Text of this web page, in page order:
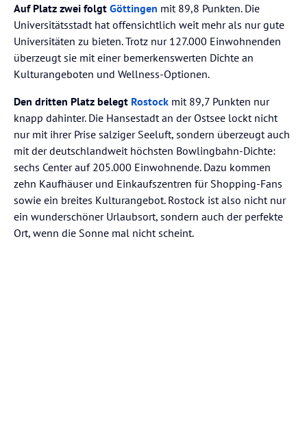
Auf Platz zwei folgt Göttingen mit 89,8 Punkten. Die
Universitätsstadt hat offensichtlich weit mehr als nur gute
Universitäten zu bieten. Trotz nur 127.000 Einwohnenden
überzeugt sie mit einer bemerkenswerten Dichte an
Kulturangeboten und Wellness-Optionen.
Den dritten Platz belegt Rostock mit 89,7 Punkten nur
knapp dahinter. Die Hansestadt an der Ostsee lockt nicht
nur mit ihrer Prise salziger Seeluft, sondern überzeugt auch
mit der deutschlandweit höchsten Bowlingbahn-Dichte:
sechs Center auf 205.000 Einwohnende. Dazu kommen
zehn Kaufhäuser und Einkaufszentren für Shopping-Fans
sowie ein breites Kulturangebot. Rostock ist also nicht nur
ein wunderschöner Urlaubsort, sondern auch der perfekte
Ort, wenn die Sonne mal nicht scheint.